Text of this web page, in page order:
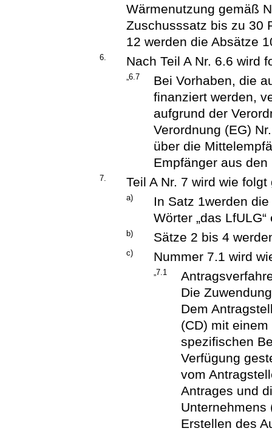
Wärmenutzung gemäß
Zuschusssatz bis zu 30
12 werden die Absätze
6. Nach Teil A Nr. 6.6 wird
„6.7
Bei Vorhaben, die
finanziert werden,
aufgrund der
Verordnung (EG)
über die
Empfänger aus den
7. Teil A Nr. 7 wird wie
a)
In Satz 1werden
Wörter „das
b) Sätze 2 bis 4
c) Nummer 7.1 wird
„7.1
Die
Dem
(CD) mit
spezifischen
Verfügung
vom
Antrages und
Unternehmens
Erstellen des